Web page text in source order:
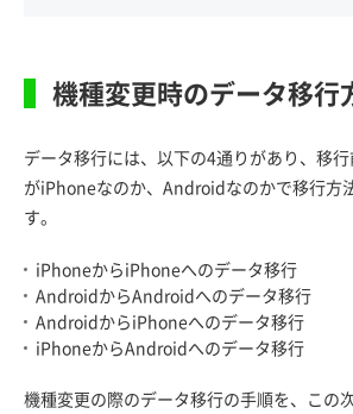
機種変更時のデータ移行
データ移行には、以下の4通りがあり、移
がiPhoneなのか、Androidなのかで移行方
す。
iPhoneからiPhoneへのデータ移行
AndroidからAndroidへのデータ移行
AndroidからiPhoneへのデータ移行
iPhoneからAndroidへのデータ移行
機種変更の際のデータ移行の手順を、この